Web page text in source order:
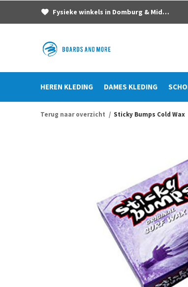
HEREN KLEDING DAMES KLEDING
Fysieke winkels in Domburg & Middelburg
Terug naar overzicht Sticky Bumps Cold Wax